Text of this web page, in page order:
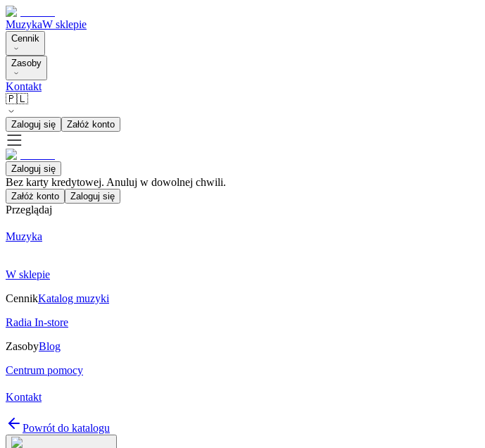
MuzykaW sklepie
Cennik
Zasoby
Kontakt
🇵🇱
Zaloguj się Załóż konto
Zaloguj się
Bez karty kredytowej. Anuluj w dowolnej chwili.
Załóż konto Zaloguj się
Przeglądaj
Muzyka
W sklepie
CennikKatalog muzyki
Radia In-store
ZasobyBlog
Centrum pomocy
Kontakt
Powrót do katalogu